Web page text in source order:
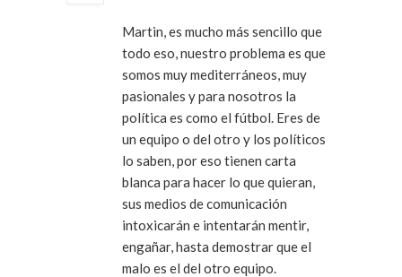
Martin, es mucho más sencillo que
todo eso, nuestro problema es que
somos muy mediterráneos, muy
pasionales y para nosotros la
política es como el fútbol. Eres de
un equipo o del otro y los políticos
lo saben, por eso tienen carta
blanca para hacer lo que quieran,
sus medios de comunicación
intoxicarán e intentarán mentir,
engañar, hasta demostrar que el
malo es el del otro equipo.